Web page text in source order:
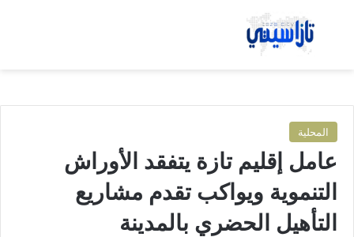
بحث عن
المحلية
عامل إقليم تازة يتفقد الأوراش
التنموية ويواكب تقدم مشاريع
التأهيل الحضري بالمدينة